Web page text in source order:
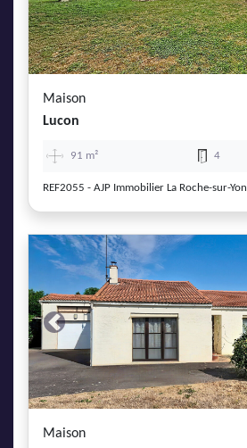
Maison
Lucon
91 m² 4
REF2055 - AJP Immobilier La Roche-sur-Yon
Previous
Maison